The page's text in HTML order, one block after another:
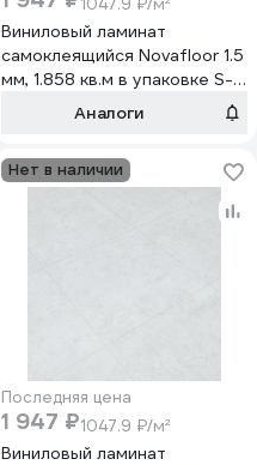
1047.9 ₽/м²
Виниловый ламинат
самоклеящийся Novafloor 1.5
мм, 1.858 кв.м в упаковке S-
30 Бетон Лофт/Concrete
Аналоги
Нет в наличии
Последняя цена
1 947 ₽1047.9 ₽/м²
Виниловый ламинат